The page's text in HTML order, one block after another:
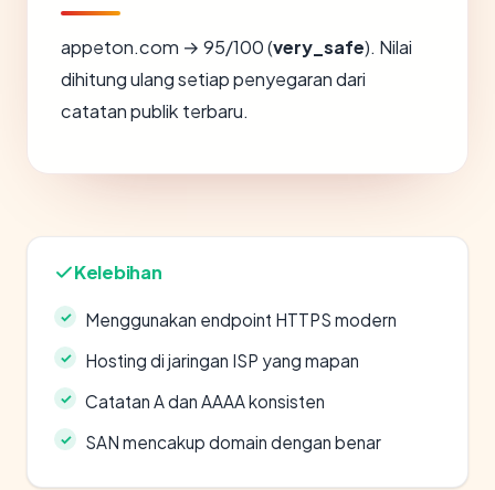
appeton.com → 95/100 (very_safe). Nilai
dihitung ulang setiap penyegaran dari
catatan publik terbaru.
Kelebihan
Menggunakan endpoint HTTPS modern
Hosting di jaringan ISP yang mapan
Catatan A dan AAAA konsisten
SAN mencakup domain dengan benar